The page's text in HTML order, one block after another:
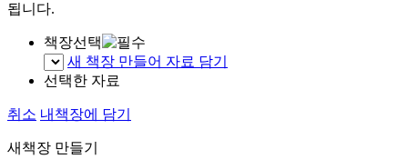
됩니다.
책장선택
새 책장 만들어 자료 담기
선택한 자료
취소 내책장에 담기
새책장 만들기